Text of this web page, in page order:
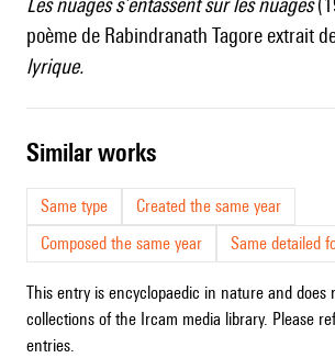
poème de Rabindranath Tagore extrait
lyrique.
similar works
Same type
Created the same year
Composed the same year
Same detailed
This entry is encyclopaedic in nature and does
collections of the Ircam media library. Please
entries.